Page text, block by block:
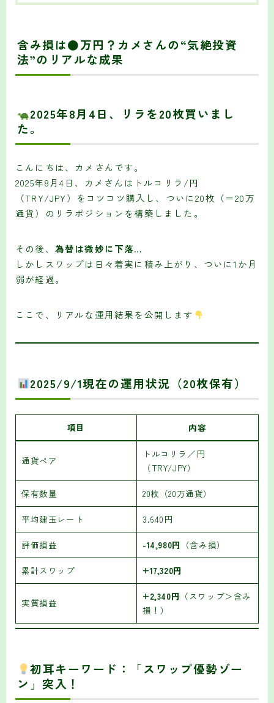
含み損は●万円？カメさんの“気絶投資
法”のリアルな成果
2025年8月4日、リラを20枚買いまし
た。
こんにちは、カメさんです。
2025年8月4日、カメさんはトルコリラ/円
（TRY/JPY）をコツコツ購入し、ついに20枚（＝20万
通貨）のリラポジションを構築しました。
その後、 為替は微妙に下落…
しかしスワップは日々着実に積み上がり、ついに1か月
弱が経過。
ここで、リアルな運用結果を公開します
2025/9/1現在の運用状況（20枚保有）
項目 内容
通貨ペア
トルコリラ／円
（TRY/JPY）
保有数量 20枚（20万通貨）
平均建玉レート 3.640円
評価損益 -14,980円 （含み損）
累計スワップ +17,320円
実質損益
+2,340円 （スワップ＞含み
損！）
初耳キーワード：
「スワップ優勢ゾー
ン」突入！